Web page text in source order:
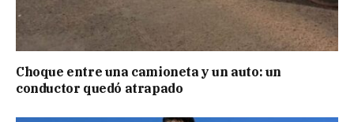
Choque entre una camioneta y un auto: un
conductor quedó atrapado